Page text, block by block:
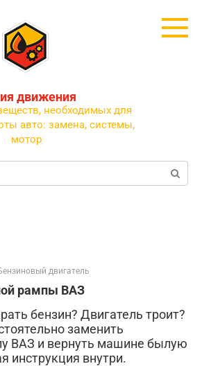
движения
необходимых для
авто: замена, системы,
мотор
двигатель
рампы ВАЗ
бензин? Двигатель троит?
заменить
ВАЗ и вернуть машине былую
инструкция внутри.